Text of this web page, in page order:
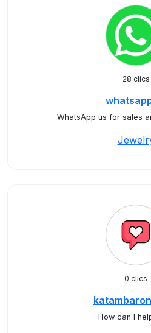
28 clics
WhatsApp us for sales
0 clics
How can I